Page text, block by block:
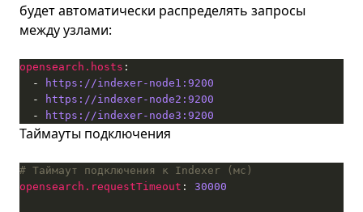
будет автоматически распределять запросы
между узлами:
opensearch.hosts
  -
https://indexer-node1:9200
  -
https://indexer-node2:9200
  -
https://indexer-node3:9200
Таймауты подключения
# Таймаут подключения к Indexer (мс)
opensearch.requestTimeout : 30000